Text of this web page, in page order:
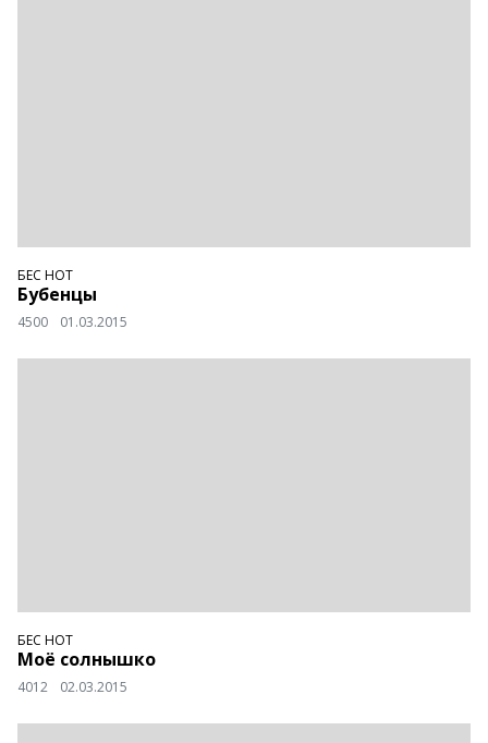
БЕС НОТ
Бубенцы
4500 01.03.2015
БЕС НОТ
Моё солнышко
4012 02.03.2015